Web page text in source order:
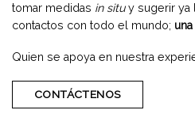
tomar medidas in situy sugerir ya
contactos con todo el mundo;
Quien se apoya en nuestra
CONTÁCTENOS